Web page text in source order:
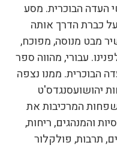
העדה הבוכרית. מסע
כברת הדרך אותה
מבט מנוסה, מפוכח,
עבורי, מהווה ספר
הבוכרית. ממנו נצפה
יהושועסנגדס'ט
המרכיבות את
והמנהגים, ריחות,
תרבות, פולקלור